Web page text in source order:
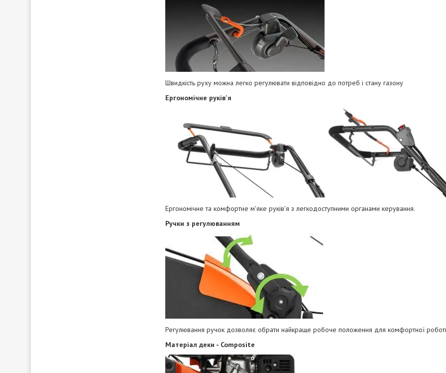
Швидкість руху можна легко регулювати відповідно до потреб і стану газону
Ергономічне руків'я
Ергономічне та комфортне м'яке руків'я з легкодоступними органами керування.
Ручки з регулюванням
Регулювання ручок дозволяє обрати найкраще робоче положення для комфортної
Матеріал деки - Composite